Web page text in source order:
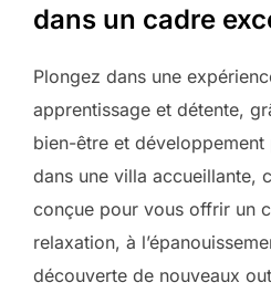
dans un cadre
Plongez dans une
apprentissage et détente,
bien-être et développement
dans une villa accueillante,
conçue pour vous offrir un
relaxation, à
découverte de nouveaux